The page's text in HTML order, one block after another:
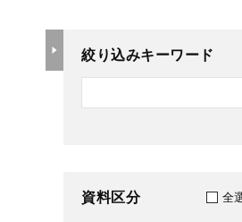
絞り込みキーワード
資料区分 全